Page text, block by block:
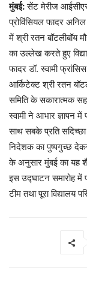
मुंबई:सेंट मेरीज
प्रोविंसियल फादर
में श्री रतन बॉटलीबॉय
का उल्लेख करते हुए
फादर डॉ. स्वामी
आर्किटेक्ट श्री रतन
समिति के सकारात्मक
स्वामी ने आभार ज्ञापन
साथ सबके प्रति
निदेशक का पुष्पगुच्छ देकर
के अनुसार मुंबई का यह
इस उद्घाटन समारोह में
टीम तथा पूरा विद्यालय